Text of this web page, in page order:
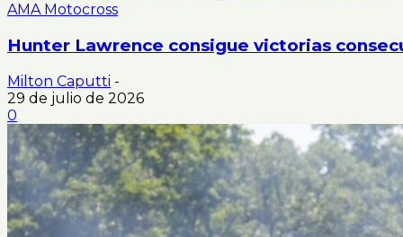
AMA Motocross
Hunter Lawrence consigue victorias
Milton Caputti -
29 de julio de 2026
0